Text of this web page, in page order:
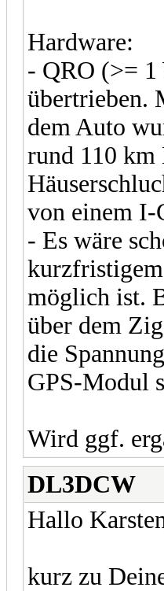
Hardware:
- QRO (>=
übertrieben.
dem Auto
rund 110 km
von einem I-
- Es wäre
möglich ist.
über dem
die
GPS-Modul
Wird ggf.
DL3DCW
Hallo
kurz zu